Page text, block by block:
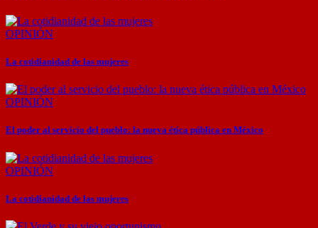
OPINIÓN
La cotidianidad de las mujeres
OPINIÓN
El poder al servicio del pueblo: la nueva ética pública en México
OPINIÓN
La cotidianidad de las mujeres